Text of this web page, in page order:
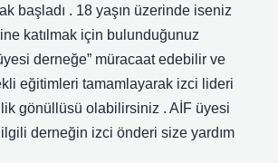
başladı . 18 yaşın üzerinde iseniz
katılmak için bulunduğunuz
derneğe” müracaat edebilir ve
eğitimleri tamamlayarak izci lideri
gönüllüsü olabilirsiniz . AİF üyesi
derneğin izci önderi size yardım